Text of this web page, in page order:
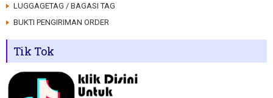
LUGGAGETAG / BAGASI TAG
BUKTI PENGIRIMAN ORDER
Tik Tok